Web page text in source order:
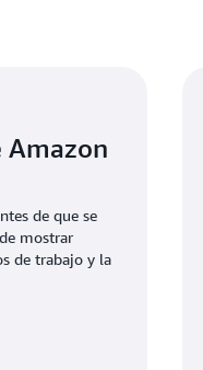
Amazon
de que se
mostrar
de trabajo y la